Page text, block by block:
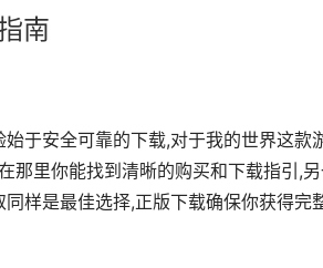
南
于安全可靠的下载,对于我的世界这款
那里你能找到清晰的购买和下载指引,
样是最佳选择,正版下载确保你获得完